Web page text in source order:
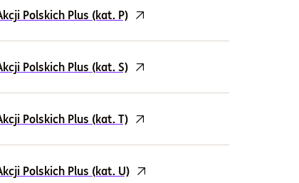
Polskich Plus (kat. P)
Polskich Plus (kat. S)
Polskich Plus (kat. T)
Polskich Plus (kat. U)